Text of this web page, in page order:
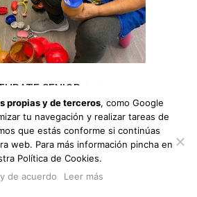
SENIOR 2021
propias y de terceros, como Google
tu navegación y realizar tareas de
que estás conforme si continúas
web. Para más información pincha en
Política de Cookies.
de acuerdo
Leer más